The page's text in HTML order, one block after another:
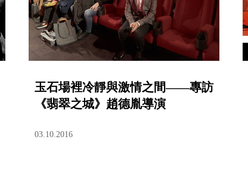
玉石場裡冷靜與激情之間——專訪
《翡翠之城》趙德胤導演
03.10.2016